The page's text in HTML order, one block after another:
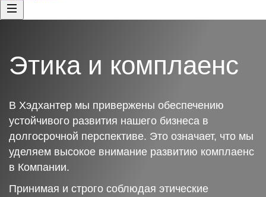
Этика и комплаенс
В Хэдхантер мы привержены обеспечению
устойчивого развития нашего бизнеса в
долгосрочной перспективе. Это означает, что мы
уделяем высокое внимание развитию комплаенс
в Компании.
Принимая и строго соблюдая этические